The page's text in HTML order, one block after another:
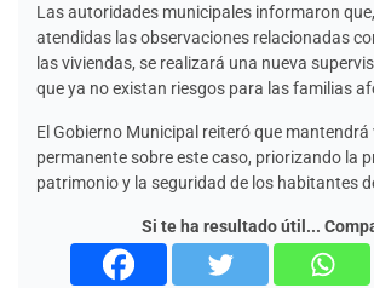
Las autoridades municipales informaron
atendidas las observaciones relacionadas
las viviendas, se realizará una nueva
que ya no existan riesgos para las familias
El Gobierno Municipal reiteró que mantendrá
permanente sobre este caso, priorizando la
patrimonio y la seguridad de los habitantes
Si te ha resultado útil...